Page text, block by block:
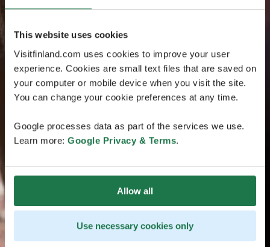
This website uses cookies
Visitfinland.com uses cookies to improve your user
experience. Cookies are small text files that are saved on
your computer or mobile device when you visit the site.
You can change your cookie preferences at any time.
Google processes data as part of the services we use.
Learn more: Google Privacy & Terms.
Allow all
Use necessary cookies only